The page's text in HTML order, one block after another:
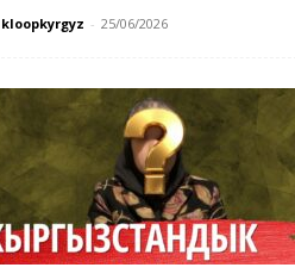
kloopkyrgyz - 25/06/2026